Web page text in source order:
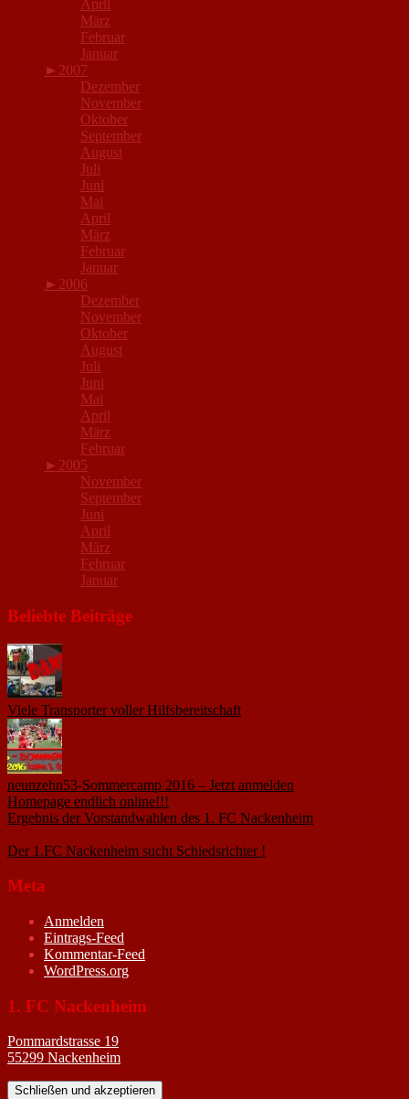
April
März
Februar
Januar
► 2007
Dezember
November
Oktober
September
August
Juli
Juni
Mai
April
März
Februar
Januar
► 2006
Dezember
November
Oktober
August
Juli
Juni
Mai
April
März
Februar
► 2005
November
September
Juni
April
März
Februar
Januar
Beliebte Beiträge
Viele Transporter voller Hilfsbereitschaft
neunzehn53-Sommercamp 2016 – Jetzt anmelden
Homepage endlich online!!!
Ergebnis der Vorstandwahlen des 1. FC Nackenheim
Der 1.FC Nackenheim sucht Schiedsrichter !
Meta
Anmelden
Eintrags-Feed
Kommentar-Feed
WordPress.org
1. FC Nackenheim
Pommardstrasse 19
55299 Nackenheim